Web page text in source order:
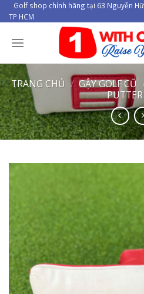
Skip
to
content
Golf shop chính hãng tại 63 Nguyễn
TP HCM
TRANG CHỦ / GẬY GOLF CŨ